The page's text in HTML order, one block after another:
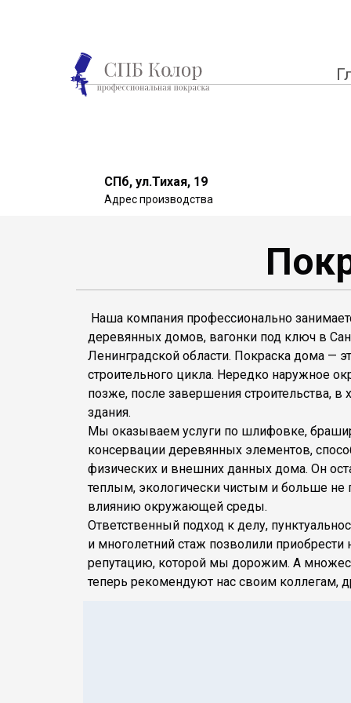
СПб, ул.Тихая, 19
Адрес производства
Наша компания профессионально
деревянных домов, вагонки под ключ в
Ленинградской области. Покраска дома —
строительного цикла. Нередко наружное
позже, после завершения строительства, в
здания.
Мы оказываем услуги по шлифовке,
консервации деревянных элементов,
физических и внешних данных дома. Он
теплым, экологически чистым и больше
влиянию окружающей среды.
Ответственный подход к делу,
и многолетний стаж позволили
репутацию, которой мы дорожим. А
теперь рекомендуют нас своим коллегам,